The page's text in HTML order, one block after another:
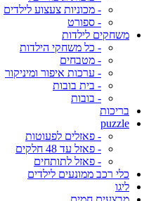
- מכוניות צעצוע לילדים
- ספורט
משחקים לילדות
- כל משחקי הילדות
- מטבחים
- ערכות איפור ומיניקור
- בית בובות
- בובות
בריכות
puzzle
- פאזלים לפעוטות
- פאזל עד 48 חלקים
- פאזל לתותחים
כלי רכב ממונעים לילדים
ליגו